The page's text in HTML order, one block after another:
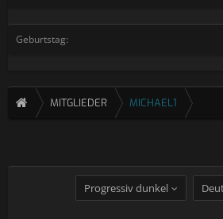
Geburtstag:
MITGLIEDER MICHAEL1
Progressiv dunkel